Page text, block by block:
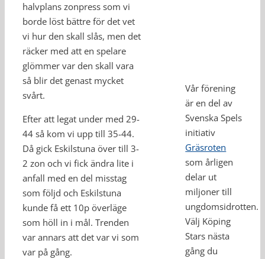
halvplans zonpress som vi
borde löst bättre för det vet
vi hur den skall slås, men det
räcker med att en spelare
glömmer var den skall vara
så blir det genast mycket
svårt.
Efter att legat under med 29-
44 så kom vi upp till 35-44.
Då gick Eskilstuna över till 3-
2 zon och vi fick ändra lite i
anfall med en del misstag
som följd och Eskilstuna
kunde få ett 10p överläge
som höll in i mål. Trenden
var annars att det var vi som
var på gång.
Vår förening
är en del av
Svenska Spels
initiativ
Gräsroten
som årligen
delar ut
miljoner till
ungdomsidrotten.
Välj Köping
Stars nästa
gång du